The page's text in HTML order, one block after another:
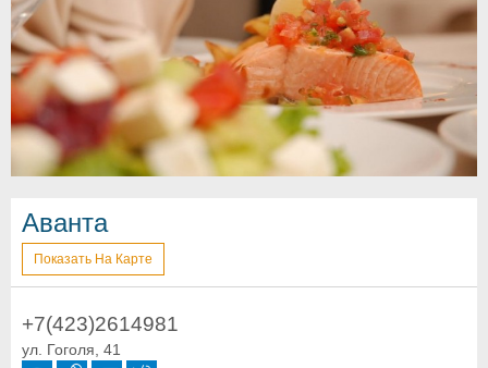
Аванта
Показать На Карте
+7(423)2614981
ул. Гоголя, 41